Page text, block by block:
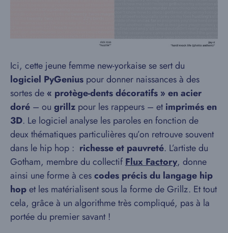
Ici, cette jeune femme new-yorkaise se sert du
logiciel PyGenius pour donner naissances à des
sortes de« protège-dents décoratifs » en acier
doré – ou grillz pour les rappeurs – etimprimés en
3D. Le logiciel analyse les paroles en fonction de
deux thématiques particulières qu’on retrouve souvent
dans le hip hop : richesse et pauvreté. L’artiste du
Gotham, membre du collectifFlux Factory, donne
ainsi une forme à cescodes précis du langage hip
hopet les matérialisent sous la forme de Grillz. Et tout
cela, grâce à un algorithme très compliqué, pas à la
portée du premier savant !